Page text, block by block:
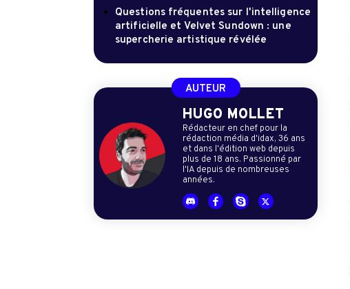
Questions fréquentes sur l'intelligence
artificielle et Velvet Sundown : une
supercherie artistique révélée
AUTEUR
HUGO MOLLET
Rédacteur en chef pour la
rédaction média d'idax, 36 ans
et dans l'édition web depuis
plus de 18 ans. Passionné par
l'IA depuis de nombreuses
années.